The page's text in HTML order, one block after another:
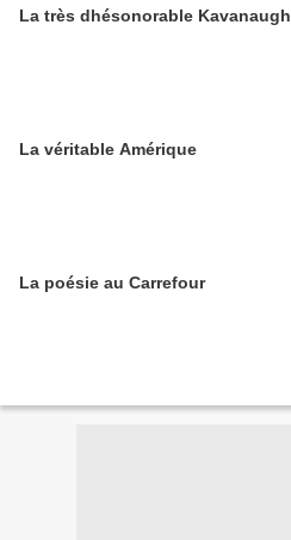
La très dhésonorable Kavanaugh
La véritable Amérique
La poésie au Carrefour